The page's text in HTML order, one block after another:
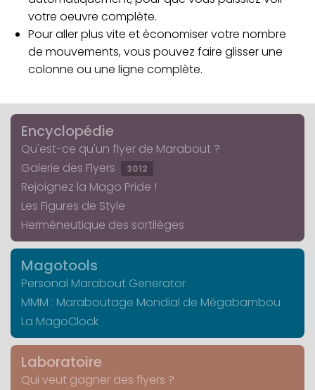
votre oeuvre complète.
Pour aller plus vite et économiser votre nombre
de mouvements, vous pouvez faire glisser une
colonne ou une ligne complète.
Encyclopédie
Qu'est-ce qu'un flyer de Marabout ?
Galerie des Flyers
3012
Rejoignez la Mago Pride !
Les Figures de Style
Herméneutique des sortilèges
Magotools
Personal Marabout Generator
MMM : Maraboutage Mondial de Mégabambou
La MagoClock
Laboratoire
Qui veut gagner des flyers ?